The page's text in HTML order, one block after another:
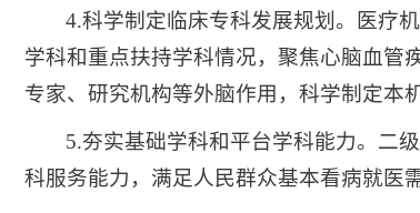
4.科学制定临床专科发展规划。医疗
学科和重点扶持学科情况，聚焦心脑血管
专家、研究机构等外脑作用，科学制定本
5.夯实基础学科和平台学科能力。二
科服务能力，满足人民群众基本看病就医